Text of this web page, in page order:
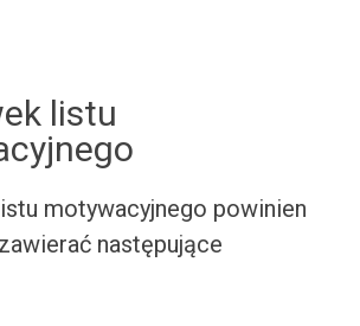
listu
motywacyjnego powinien
następujące